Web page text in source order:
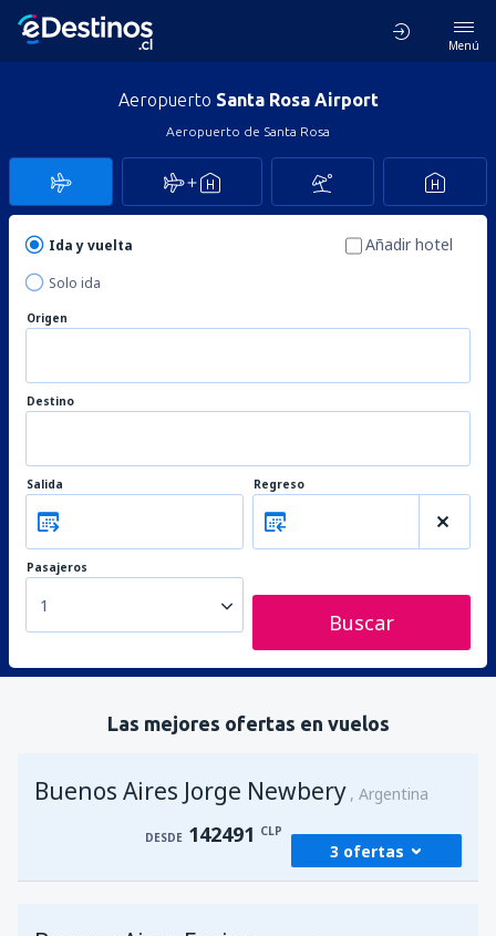
Menú
Aeropuerto Santa Rosa Airport
Aeropuerto de Santa Rosa
Ida y vuelta
Solo ida
Añadir hotel
Origen
Destino
Salida Regreso
Pasajeros
1
Buscar
Las mejores ofertas en vuelos
Buenos Aires Jorge Newbery Argentina
DESDE 142491 CLP
3 ofertas